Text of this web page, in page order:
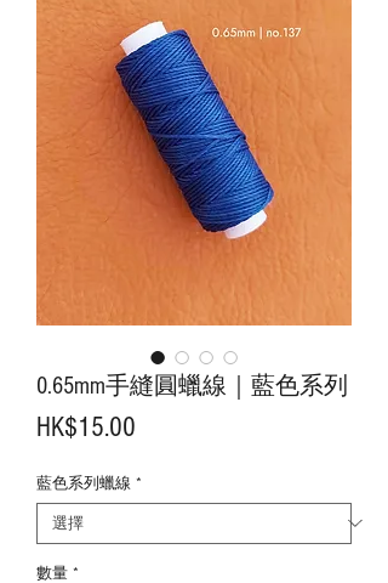
0.65mm手縫圓蠟線｜藍色系列
HK$15.00
藍色系列蠟線 *
數量 *